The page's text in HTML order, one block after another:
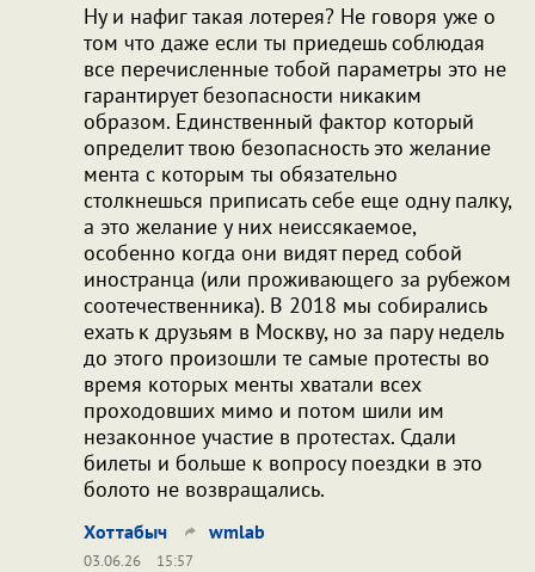
Ну и нафиг такая лотерея? Не говоря уже о
том что даже если ты приедешь соблюдая
все перечисленные тобой параметры это не
гарантирует безопасности никаким
образом. Единственный фактор который
определит твою безопасность это желание
мента с которым ты обязательно
столкнешься приписать себе еще одну палку,
а это желание у них неиссякаемое,
особенно когда они видят перед собой
иностранца (или проживающего за рубежом
соотечественника). В 2018 мы собирались
ехать к друзьям в Москву, но за пару недель
до этого произошли те самые протесты во
время которых менты хватали всех
проходовших мимо и потом шили им
незаконное участие в протестах. Сдали
билеты и больше к вопросу поездки в это
болото не возвращались.
Хоттабыч wmlab
03.06.26
15:57